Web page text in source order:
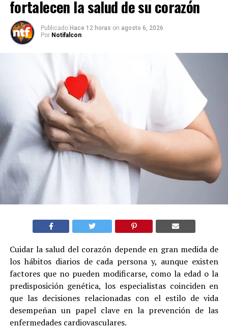
fortalecen la salud de su corazón
Publicado Hace 12 horas on agosto 6, 2026
Por Notifalcon
Cuidar la salud del corazón depende en gran medida de
los hábitos diarios de cada persona y, aunque existen
factores que no pueden modificarse, como la edad o la
predisposición genética, los especialistas coinciden en
que las decisiones relacionadas con el estilo de vida
desempeñan un papel clave en la prevención de las
enfermedades cardiovasculares.